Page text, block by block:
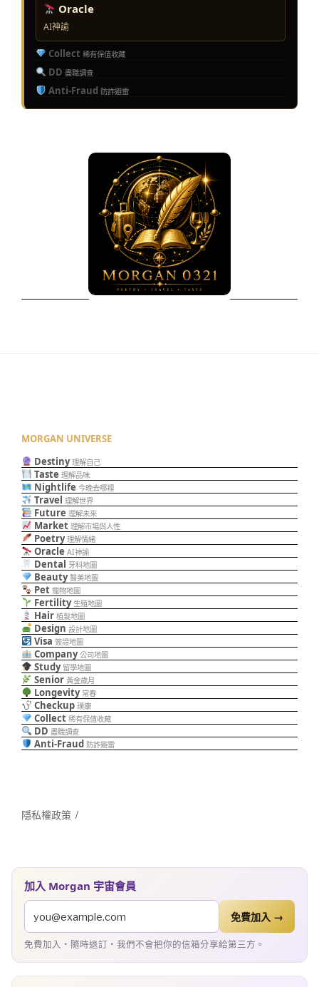
Oracle
AI神諭
Collect 稀有保值收藏
DD 盡職調查
Anti-Fraud 防詐避雷
MORGAN UNIVERSE
Destiny 理解自己
Taste 理解品味
Nightlife 今晚去哪裡
Travel 理解世界
Future 理解未來
Market 理解市場與人性
Poetry 理解情緒
Oracle AI神諭
Dental 牙科地圖
Beauty 醫美地圖
Pet 寵物地圖
Fertility 生殖地圖
Hair 植髮地圖
Design 設計地圖
Visa 簽證地圖
Company 公司地圖
Study 留學地圖
Senior 黃金歲月
Longevity 常春
Checkup 璞康
Collect 稀有保值收藏
DD 盡職調查
Anti-Fraud 防詐避雷
隱私權政策
加入 Morgan 宇宙會員
免費加入 →
免費加入・隨時退訂・我們不會把你的信箱分享給第三方。